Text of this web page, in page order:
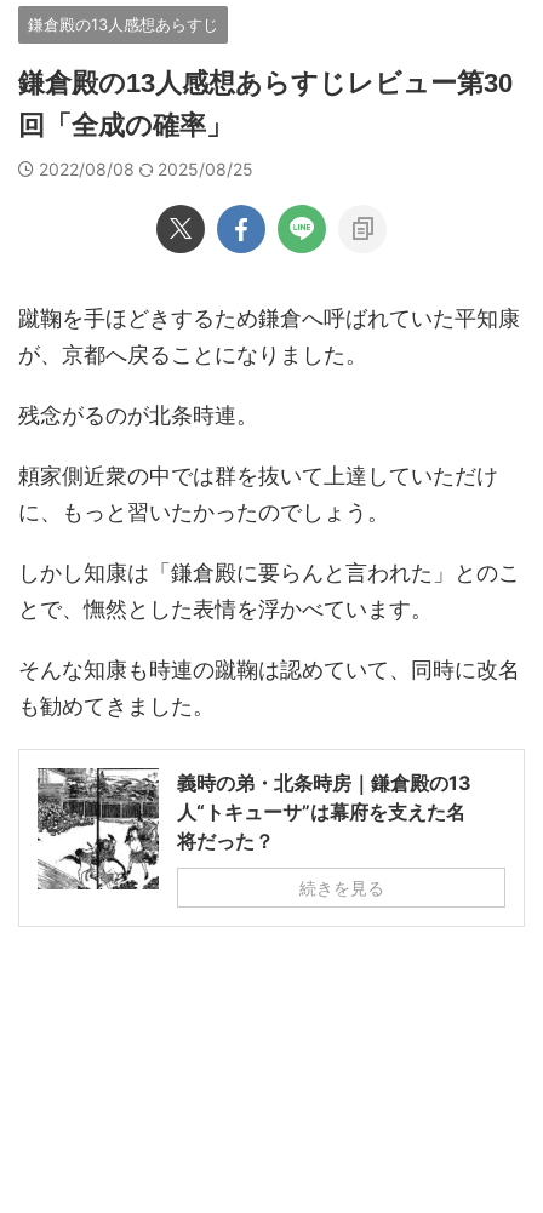
鎌倉殿の13人感想あらすじ
鎌倉殿の13人感想あらすじレビュー第30
回「全成の確率」
2022/08/08 2025/08/25
蹴鞠を手ほどきするため鎌倉へ呼ばれていた平知康
が、京都へ戻ることになりました。
残念がるのが北条時連。
頼家側近衆の中では群を抜いて上達していただけ
に、もっと習いたかったのでしょう。
しかし知康は「鎌倉殿に要らんと言われた」とのこ
とで、憮然とした表情を浮かべています。
そんな知康も時連の蹴鞠は認めていて、同時に改名
も勧めてきました。
義時の弟・北条時房｜鎌倉殿の13
人“トキューサ”は幕府を支えた名
将だった？
続きを見る